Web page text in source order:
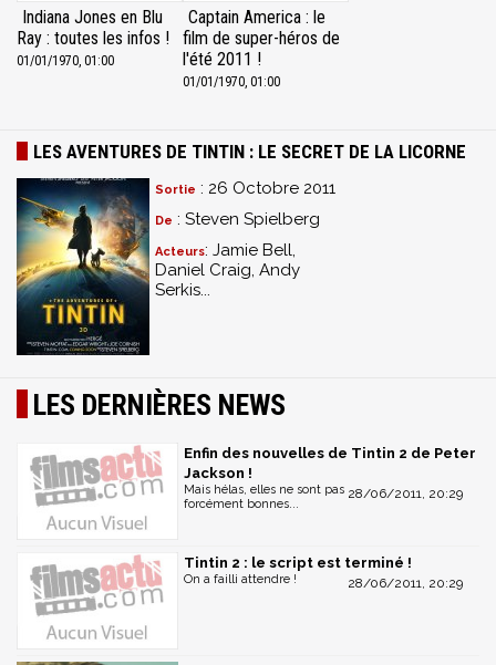
Indiana Jones en Blu
Ray : toutes les infos !
01/01/1970, 01:00
Captain America : le
film de super-héros de
l'été 2011 !
01/01/1970, 01:00
LES AVENTURES DE TINTIN : LE SECRET DE LA LICORNE
Sortie : 26 Octobre 2011
De : Steven Spielberg
Acteurs: Jamie Bell,
Daniel Craig, Andy
Serkis...
LES DERNIÈRES NEWS
Enfin des nouvelles de Tintin 2 de Peter
Jackson !
28/06/2011, 20:29
Mais hélas, elles ne sont pas
forcément bonnes...
Tintin 2 : le script est terminé !
28/06/2011, 20:29
On a failli attendre !